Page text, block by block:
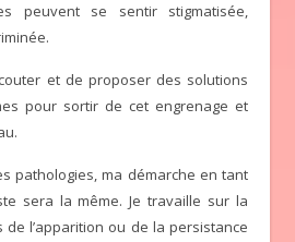
peuvent se sentir stigmatisée,
et de proposer des solutions
pour sortir de cet engrenage et
pathologies, ma démarche en tant
sera la même. Je travaille sur la
l’apparition ou de la persistance